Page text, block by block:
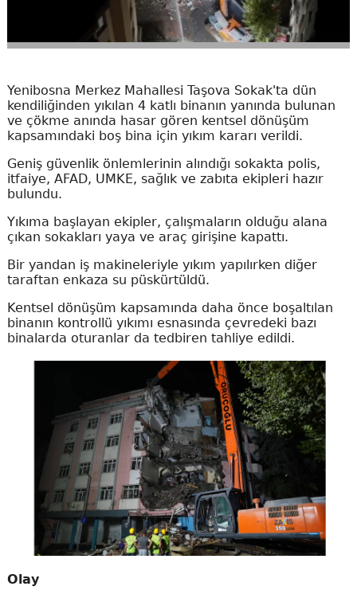
Yenibosna Merkez Mahallesi Taşova Sokak'ta dün
kendiliğinden yıkılan 4 katlı binanın yanında bulunan
ve çökme anında hasar gören kentsel dönüşüm
kapsamındaki boş bina için yıkım kararı verildi.
Geniş güvenlik önlemlerinin alındığı sokakta polis,
itfaiye, AFAD, UMKE, sağlık ve zabıta ekipleri hazır
bulundu.
Yıkıma başlayan ekipler, çalışmaların olduğu alana
çıkan sokakları yaya ve araç girişine kapattı.
Bir yandan iş makineleriyle yıkım yapılırken diğer
taraftan enkaza su püskürtüldü.
Kentsel dönüşüm kapsamında daha önce boşaltılan
binanın kontrollü yıkımı esnasında çevredeki bazı
binalarda oturanlar da tedbiren tahliye edildi.
Olay